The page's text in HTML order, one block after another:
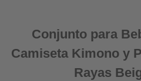
Conjunto para
Camiseta Kimono y
Rayas